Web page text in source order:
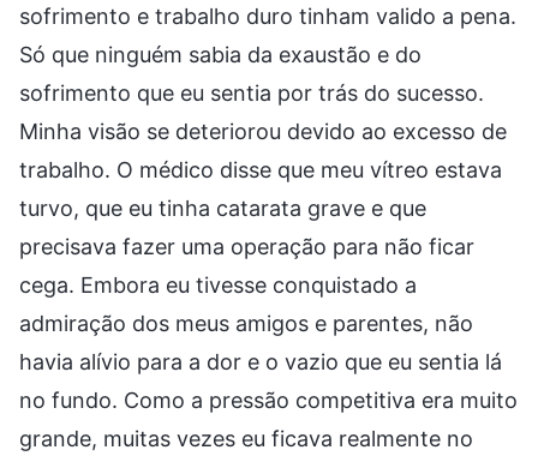
sofrimento e trabalho duro tinham valido a pena.
Só que ninguém sabia da exaustão e do
sofrimento que eu sentia por trás do sucesso.
Minha visão se deteriorou devido ao excesso de
trabalho. O médico disse que meu vítreo estava
turvo, que eu tinha catarata grave e que
precisava fazer uma operação para não ficar
cega. Embora eu tivesse conquistado a
admiração dos meus amigos e parentes, não
havia alívio para a dor e o vazio que eu sentia lá
no fundo. Como a pressão competitiva era muito
grande, muitas vezes eu ficava realmente no